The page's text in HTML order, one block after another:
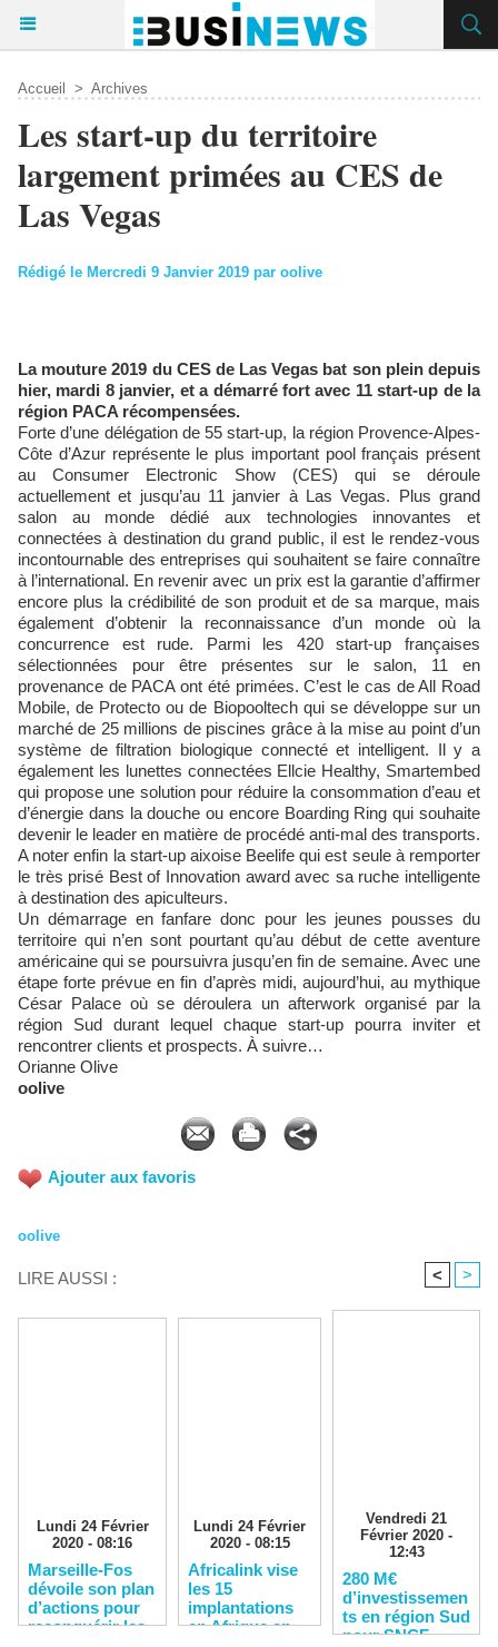
Accueil > Archives
Les start-up du territoire
largement primées au CES de
Las Vegas
Rédigé le Mercredi 9 Janvier 2019 par oolive
La mouture 2019 du CES de Las Vegas bat son plein depuis
hier, mardi 8 janvier, et a démarré fort avec 11 start-up de la
région PACA récompensées.
Forte d’une délégation de 55 start-up, la région Provence-Alpes-
Côte d’Azur représente le plus important pool français présent
au Consumer Electronic Show (CES) qui se déroule
actuellement et jusqu’au 11 janvier à Las Vegas. Plus grand
salon au monde dédié aux technologies innovantes et
connectées à destination du grand public, il est le rendez-vous
incontournable des entreprises qui souhaitent se faire connaître
à l’international. En revenir avec un prix est la garantie d’affirmer
encore plus la crédibilité de son produit et de sa marque, mais
également d’obtenir la reconnaissance d’un monde où la
concurrence est rude. Parmi les 420 start-up françaises
sélectionnées pour être présentes sur le salon, 11 en
provenance de PACA ont été primées. C’est le cas de All Road
Mobile, de Protecto ou de Biopooltech qui se développe sur un
marché de 25 millions de piscines grâce à la mise au point d’un
système de filtration biologique connecté et intelligent. Il y a
également les lunettes connectées Ellcie Healthy, Smartembed
qui propose une solution pour réduire la consommation d’eau et
d’énergie dans la douche ou encore Boarding Ring qui souhaite
devenir le leader en matière de procédé anti-mal des transports.
A noter enfin la start-up aixoise Beelife qui est seule à remporter
le très prisé Best of Innovation award avec sa ruche intelligente
à destination des apiculteurs.
Un démarrage en fanfare donc pour les jeunes pousses du
territoire qui n’en sont pourtant qu’au début de cette aventure
américaine qui se poursuivra jusqu’en fin de semaine. Avec une
étape forte prévue en fin d’après midi, aujourd’hui, au mythique
César Palace où se déroulera un afterwork organisé par la
région Sud durant lequel chaque start-up pourra inviter et
rencontrer clients et prospects. À suivre…
Orianne Olive
oolive
Ajouter aux favoris
oolive
LIRE AUSSI : < >
Lundi 24 Février
2020 - 08:16
Marseille-Fos
dévoile son plan
d’actions pour
reconquérir les
Lundi 24 Février
2020 - 08:15
Africalink vise
les 15
implantations
en Afrique en
Vendredi 21
Février 2020 -
12:43
280 M€
d’investissemen
ts en région Sud
pour SNCF